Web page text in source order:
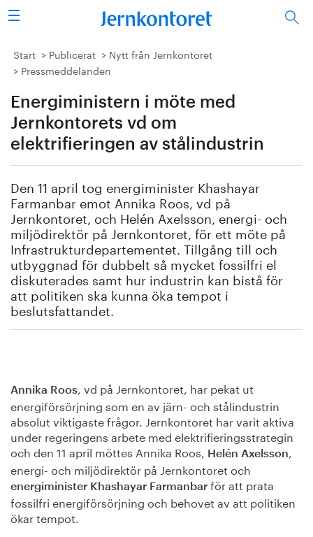
Sök
Stålindustrin
Forskning/utbildning
Vi tycker
Publicerat
Bildbank
Om oss
Start Publicerat
Nytt från Jernkontoret
Pressmeddelanden
Energiministern i möte med
Jernkontorets vd om
elektrifieringen av stålindustrin
Den 11 april tog energiminister Khashayar
Farmanbar emot Annika Roos, vd på
Jernkontoret, och Helén Axelsson, energi- och
miljödirektör på Jernkontoret, för ett möte på
Infrastrukturdepartementet. Tillgång till och
utbyggnad för dubbelt så mycket fossilfri el
diskuterades samt hur industrin kan bistå för
att politiken ska kunna öka tempot i
beslutsfattandet.
Annika Roos, vd på Jernkontoret, har pekat ut
energiförsörjning som en av järn- och stålindustrin
absolut viktigaste frågor. Jernkontoret har varit aktiva
under regeringens arbete med elektrifieringsstrategin
och den 11 april möttes Annika Roos, Helén Axelsson,
energi- och miljödirektör på Jernkontoret och
energiminister Khashayar Farmanbar för att prata
fossilfri energiförsörjning och behovet av att politiken
ökar tempot.